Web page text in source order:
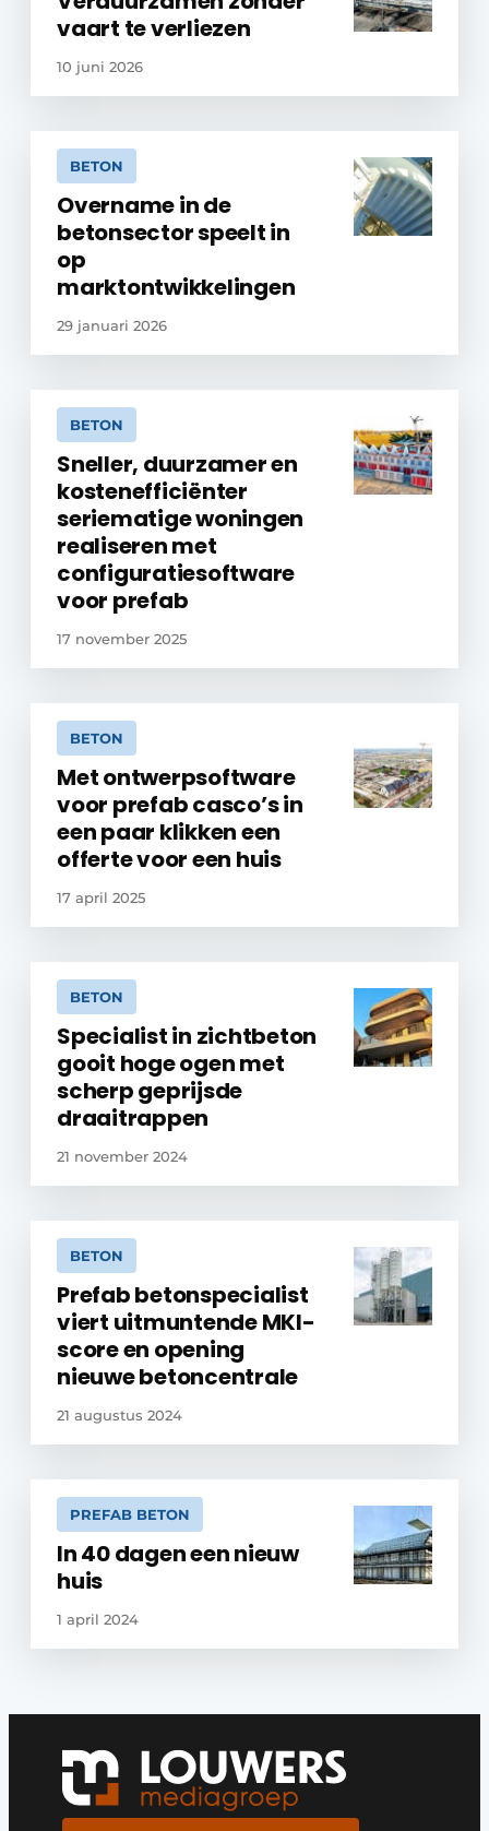
vaart te verliezen
10 juni 2026
BETON
Overname in de
betonsector speelt in
op
marktontwikkelingen
29 januari 2026
BETON
Sneller, duurzamer en
kostenefficiënter
seriematige woningen
realiseren met
configuratiesoftware
voor prefab
17 november 2025
BETON
Met ontwerpsoftware
voor prefab casco’s in
een paar klikken een
offerte voor een huis
17 april 2025
BETON
Specialist in zichtbeton
gooit hoge ogen met
scherp geprijsde
draaitrappen
21 november 2024
BETON
Prefab betonspecialist
viert uitmuntende MKI-
score en opening
nieuwe betoncentrale
21 augustus 2024
PREFAB BETON
In 40 dagen een nieuw
huis
1 april 2024